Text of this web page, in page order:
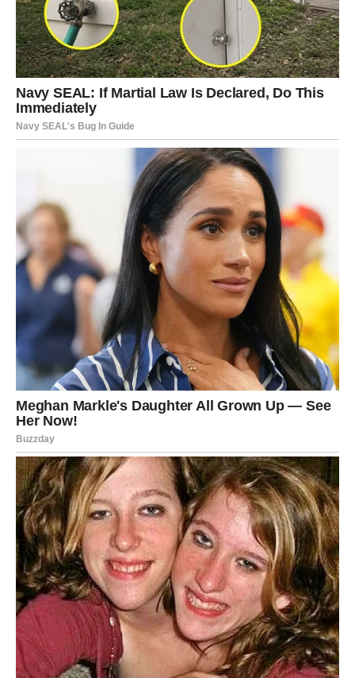
Iz iskustva na Coolinarici otkrila sam da je bjelanjke bitno istući
u čistoj i suhoj metalnoj zdjeli; ova praksa osigurava stvaranje
BONUS RECEPT:
SVEKRVINA PEKMEZ OD ŠLJIVA…Recept vrijedan
divljenja…